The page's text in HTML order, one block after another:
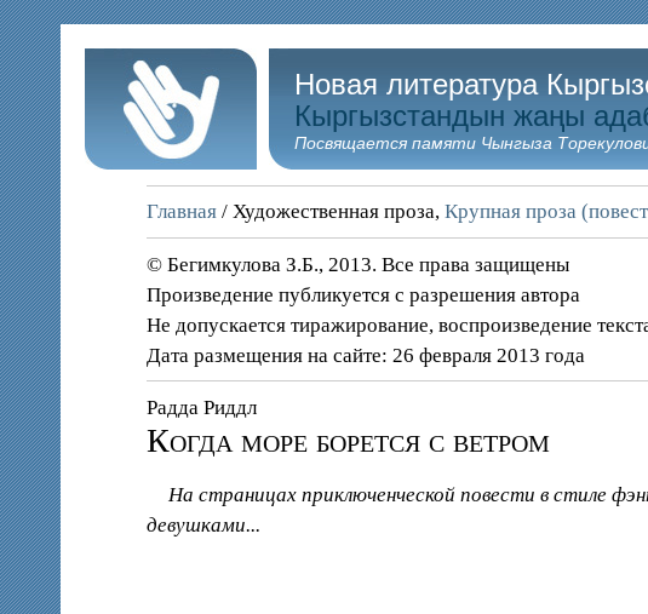
Новая литература
Кыргызстандын жаңы
Посвящается памяти Чынгыза
Главная / Художественная проза,Крупная проза
© Бегимкулова З.Б., 2013. Все права защищены
Произведение публикуется с разрешения автора
Не допускается тиражирование, воспроизведение
Дата размещения на сайте: 26 февраля 2013 года
Радда Риддл
Когда море борется с ветром
На страницах приключенческой повести в стиле
девушками...